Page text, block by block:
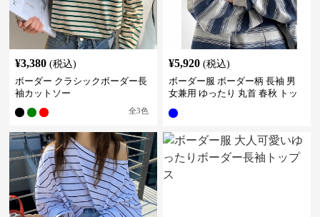
¥3,380 (税込)
ボーダー クラシックボーダー長
袖カットソー
全3色
¥5,920 (税込)
ボーダー服 ボーダー柄 長袖 男
女兼用 ゆったり 丸首 春秋 トッ